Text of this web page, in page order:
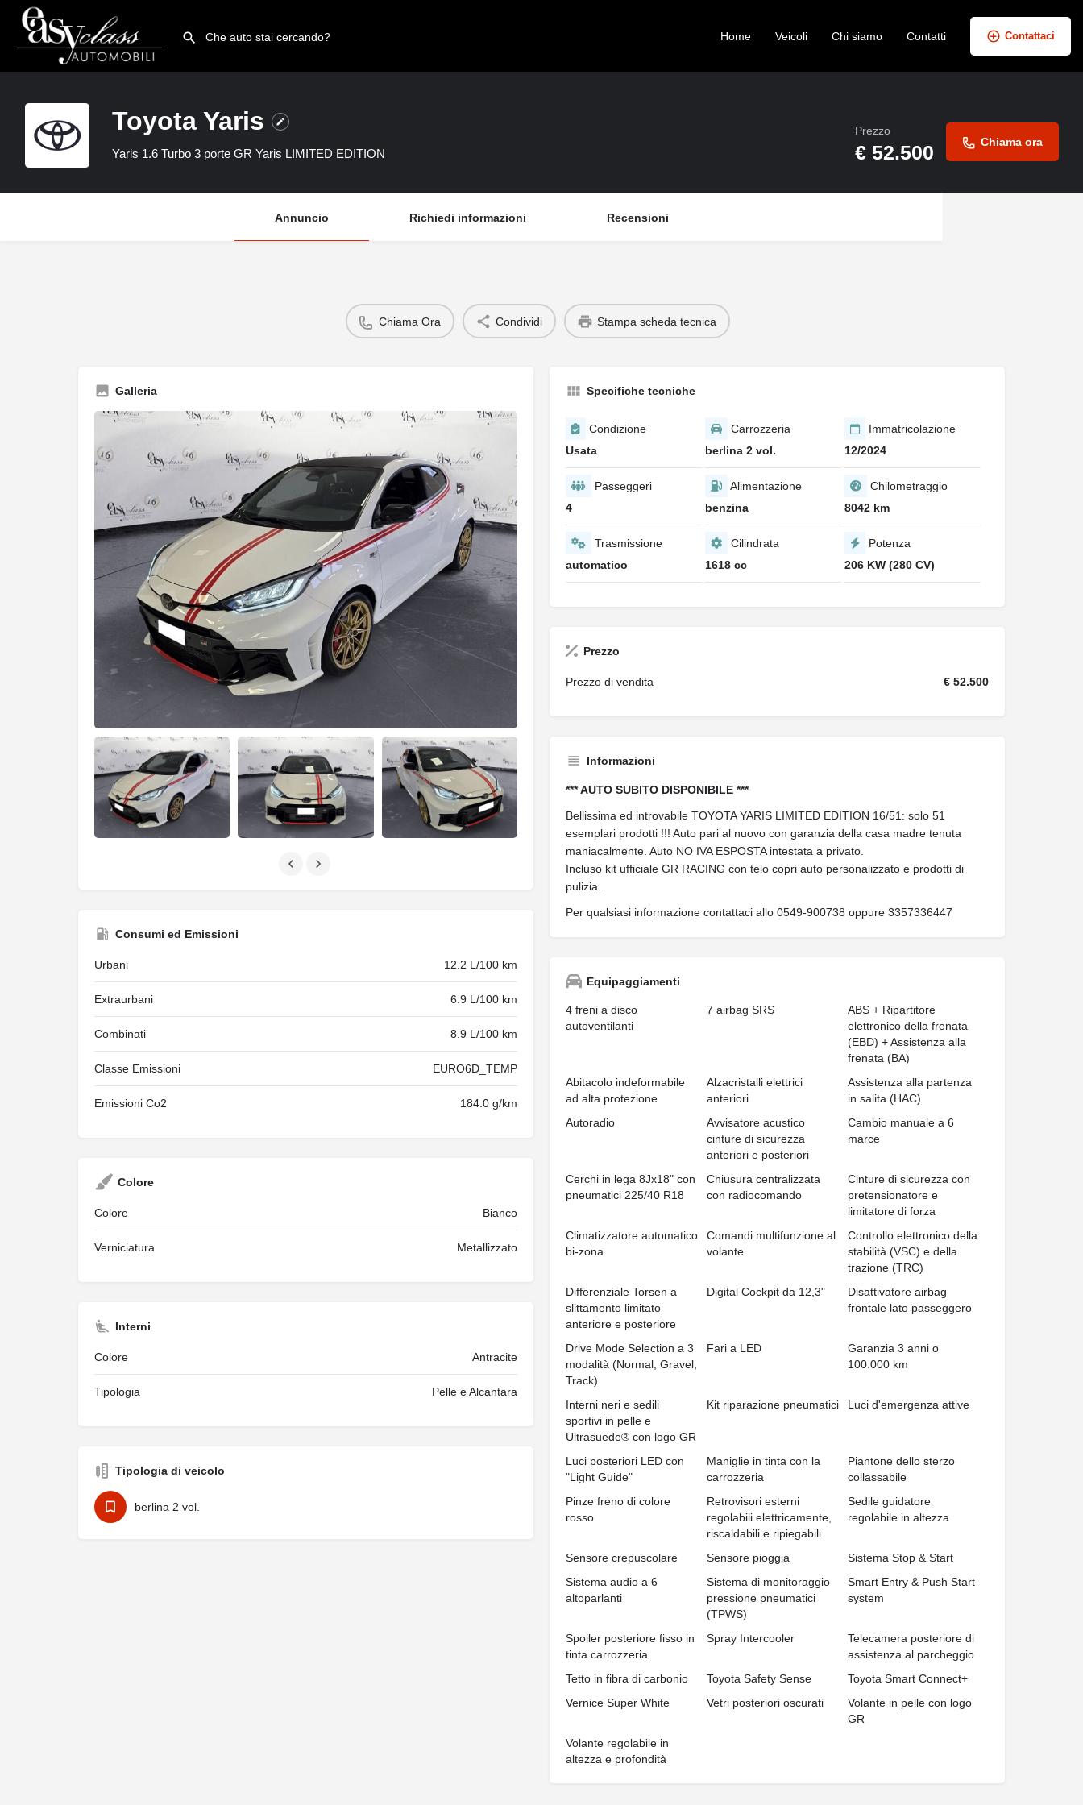
Home Veicoli Chi siamo Contatti Contattaci
Toyota Yaris
Yaris 1.6 Turbo 3 porte GR Yaris LIMITED EDITION
Prezzo
€ 52.500 Chiama ora
Annuncio Richiedi informazioni Recensioni
Chiama Ora Condividi Stampa scheda tecnica
Galleria
Consumi ed Emissioni
Urbani 12.2 L/100 km
Extraurbani 6.9 L/100 km
Combinati 8.9 L/100 km
Classe Emissioni EURO6D_TEMP
Emissioni Co2 184.0 g/km
Colore
Colore Bianco
Verniciatura Metallizzato
Interni
Colore Antracite
Tipologia Pelle e Alcantara
Tipologia di veicolo
berlina 2 vol.
Specifiche tecniche
Condizione
Usata
Carrozzeria
berlina 2 vol.
Immatricolazione
12/2024
Passeggeri
4
Alimentazione
benzina
Chilometraggio
8042 km
Trasmissione
automatico
Cilindrata
1618 cc
Potenza
206 KW (280 CV)
Prezzo
Prezzo di vendita € 52.500
Informazioni
*** AUTO SUBITO DISPONIBILE ***
Bellissima ed introvabile TOYOTA YARIS LIMITED EDITION 16/51: solo 51
esemplari prodotti !!! Auto pari al nuovo con garanzia della casa madre tenuta
maniacalmente. Auto NO IVA ESPOSTA intestata a privato.
Incluso kit ufficiale GR RACING con telo copri auto personalizzato e prodotti di
pulizia.
Per qualsiasi informazione contattaci allo 0549-900738 oppure 3357336447
Equipaggiamenti
4 freni a disco
autoventilanti
7 airbag SRS
ABS + Ripartitore
elettronico della frenata
(EBD) + Assistenza alla
frenata (BA)
Abitacolo indeformabile
ad alta protezione
Alzacristalli elettrici
anteriori
Assistenza alla partenza
in salita (HAC)
Autoradio
Avvisatore acustico
cinture di sicurezza
anteriori e posteriori
Cambio manuale a 6
marce
Cerchi in lega 8Jx18" con
pneumatici 225/40 R18
Chiusura centralizzata
con radiocomando
Cinture di sicurezza con
pretensionatore e
limitatore di forza
Climatizzatore automatico
bi-zona
Comandi multifunzione al
volante
Controllo elettronico della
stabilità (VSC) e della
trazione (TRC)
Differenziale Torsen a
slittamento limitato
anteriore e posteriore
Digital Cockpit da 12,3"
Disattivatore airbag
frontale lato passeggero
Drive Mode Selection a 3
modalità (Normal, Gravel,
Track)
Fari a LED
Garanzia 3 anni o
100.000 km
Interni neri e sedili
sportivi in pelle e
Ultrasuede® con logo GR
Kit riparazione pneumatici Luci d'emergenza attive
Luci posteriori LED con
"Light Guide"
Maniglie in tinta con la
carrozzeria
Piantone dello sterzo
collassabile
Pinze freno di colore
rosso
Retrovisori esterni
regolabili elettricamente,
riscaldabili e ripiegabili
Sedile guidatore
regolabile in altezza
Sensore crepuscolare Sensore pioggia
Sistema Stop & Start
Sistema audio a 6
altoparlanti
Sistema di monitoraggio
pressione pneumatici
(TPWS)
Smart Entry & Push Start
system
Spoiler posteriore fisso in
tinta carrozzeria
Spray Intercooler
Telecamera posteriore di
assistenza al parcheggio
Tetto in fibra di carbonio
Toyota Safety Sense
Toyota Smart Connect+
Vernice Super White
Vetri posteriori oscurati
Volante in pelle con logo
GR
Volante regolabile in
altezza e profondità